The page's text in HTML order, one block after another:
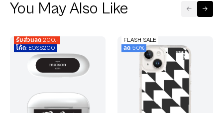
You May Also Like
รับส่วนลด 200.-
โค้ด: EOSS200
FLASH SALE
ลด 50%